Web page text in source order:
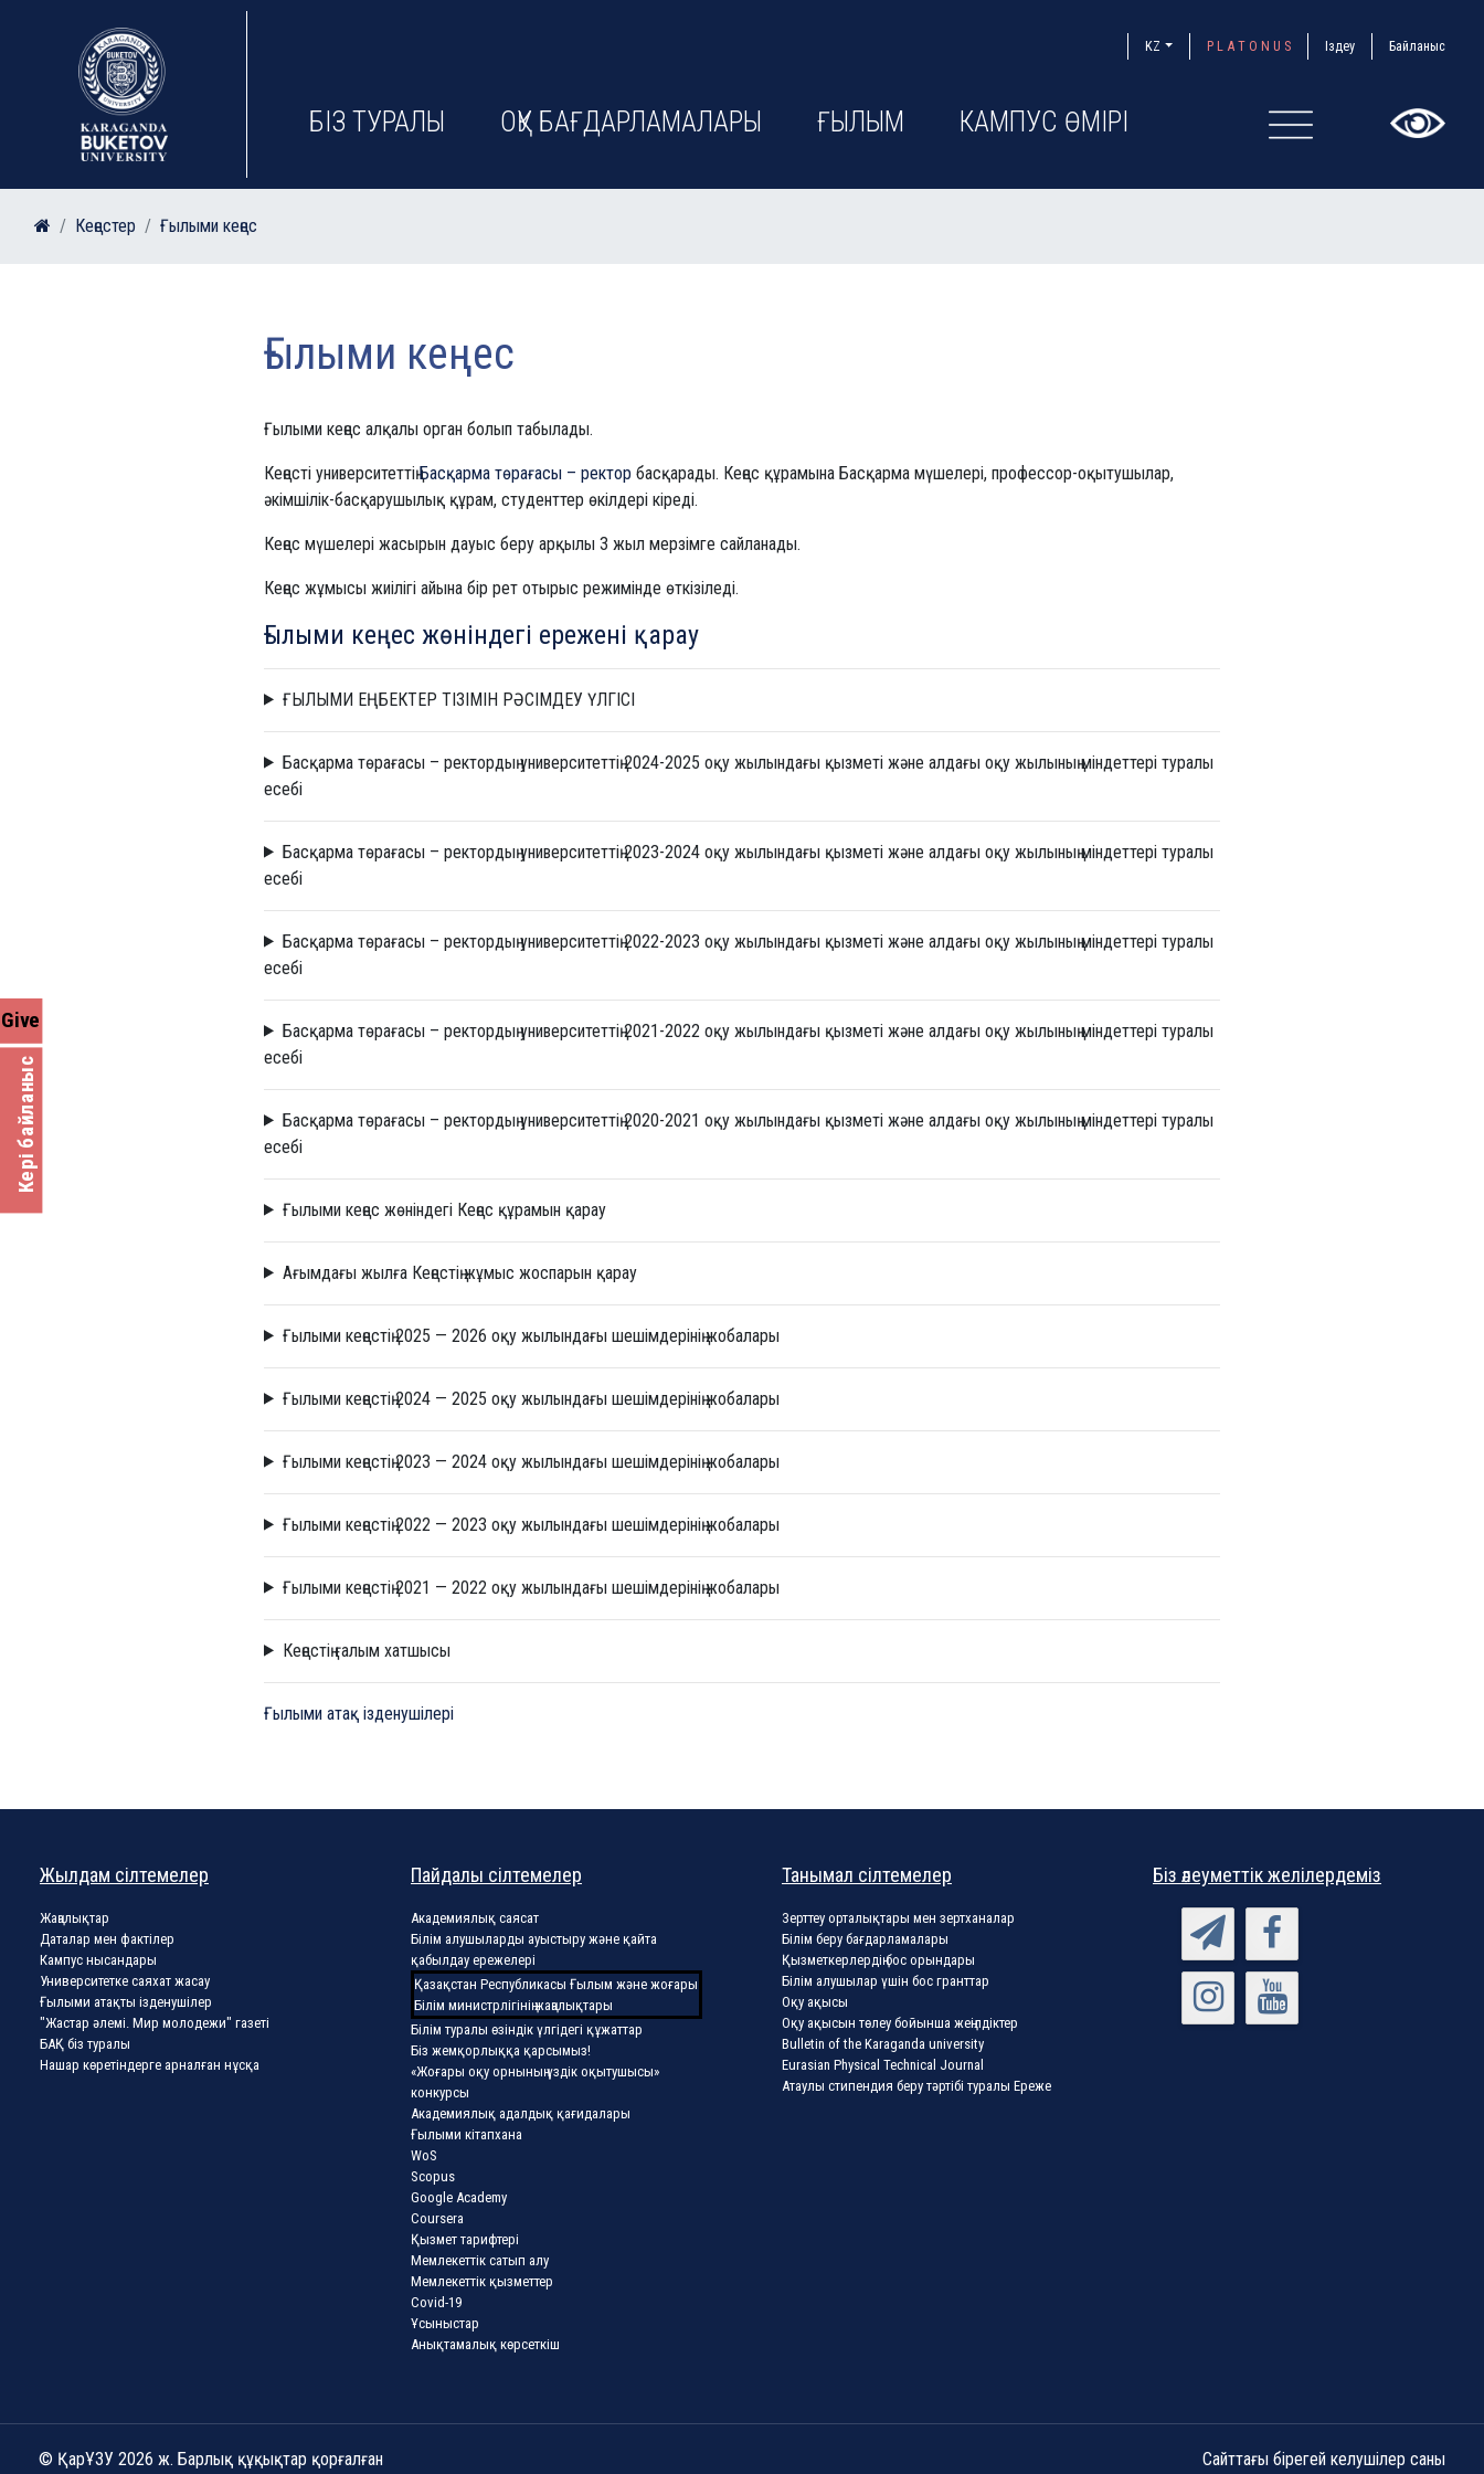
KZ P L A T O N U S Іздеу Байланыс
Кері байланыс
Give
БІЗ ТУРАЛЫ ОҚУ БАҒДАРЛАМАЛАРЫ ҒЫЛЫМ КАМПУС ӨМІРІ
Кеңестер Ғылыми кеңес
Ғылыми кеңес
Ғылыми кеңес алқалы орган болып табылады.
Кеңесті университеттіңБасқарма төрағасы – ректор басқарады. Кеңес құрамына Басқарма мүшелері, профессор-оқытушылар,
әкімшілік-басқарушылық құрам, студенттер өкілдері кіреді.
Кеңес мүшелері жасырын дауыс беру арқылы 3 жыл мерзімге сайланады.
Кеңес жұмысы жиілігі айына бір рет отырыс режимінде өткізіледі.
Ғылыми кеңес жөніндегі ережені қарау
ҒЫЛЫМИ ЕҢБЕКТЕР ТІЗІМІН РӘСІМДЕУ ҮЛГІСІ
Басқарма төрағасы – ректордың университеттің 2024-2025 оқу жылындағы қызметі және алдағы оқу жылының міндеттері туралы
есебі
Басқарма төрағасы – ректордың университеттің 2023-2024 оқу жылындағы қызметі және алдағы оқу жылының міндеттері туралы
есебі
Басқарма төрағасы – ректордың университеттің 2022-2023 оқу жылындағы қызметі және алдағы оқу жылының міндеттері туралы
есебі
Басқарма төрағасы – ректордың университеттің 2021-2022 оқу жылындағы қызметі және алдағы оқу жылының міндеттері туралы
есебі
Басқарма төрағасы – ректордың университеттің 2020-2021 оқу жылындағы қызметі және алдағы оқу жылының міндеттері туралы
есебі
Ғылыми кеңес жөніндегі Кеңес құрамын қарау
Ағымдағы жылға Кеңестің жұмыс жоспарын қарау
Ғылыми кеңестің 2025 — 2026 оқу жылындағы шешімдерінің жобалары
Ғылыми кеңестің 2024 — 2025 оқу жылындағы шешімдерінің жобалары
Ғылыми кеңестің 2023 — 2024 оқу жылындағы шешімдерінің жобалары
Ғылыми кеңестің 2022 — 2023 оқу жылындағы шешімдерінің жобалары
Ғылыми кеңестің 2021 — 2022 оқу жылындағы шешімдерінің жобалары
Кеңестің ғалым хатшысы
Ғылыми атақ ізденушілері
Жылдам сілтемелер
Жаңалықтар
Даталар мен фактілер
Кампус нысандары
Университетке саяхат жасау
Ғылыми атақты ізденушілер
"Жастар әлемі. Мир молодежи" газеті
БАҚ біз туралы
Нашар көретіндерге арналған нұсқа
Пайдалы сілтемелер
Академиялық саясат
Білім алушыларды ауыстыру және қайта
қабылдау ережелері
Қазақстан Республикасы Ғылым және жоғары
Білім министрлігінің жаңалықтары
Білім туралы өзіндік үлгідегі құжаттар
Біз жемқорлыққа қарсымыз!
«Жоғары оқу орнының үздік оқытушысы»
конкурсы
Академиялық адалдық қағидалары
Ғылыми кітапхана
WoS
Scopus
Google Academy
Coursera
Қызмет тарифтері
Мемлекеттік сатып алу
Мемлекеттік қызметтер
Covid-19
Ұсыныстар
Анықтамалық көрсеткіш
Танымал сілтемелер
Зерттеу орталықтары мен зертханалар
Білім беру бағдарламалары
Қызметкерлердің бос орындары
Білім алушылар үшін бос гранттар
Оқу ақысы
Оқу ақысын төлеу бойынша жеңілдіктер
Bulletin of the Karaganda university
Eurasian Physical Technical Journal
Атаулы стипендия беру тәртібі туралы Ереже
Біз әлеуметтік желілердеміз
© ҚарҰЗУ 2026 ж. Барлық құқықтар қорғалған Сайттағы бірегей келушілер саны